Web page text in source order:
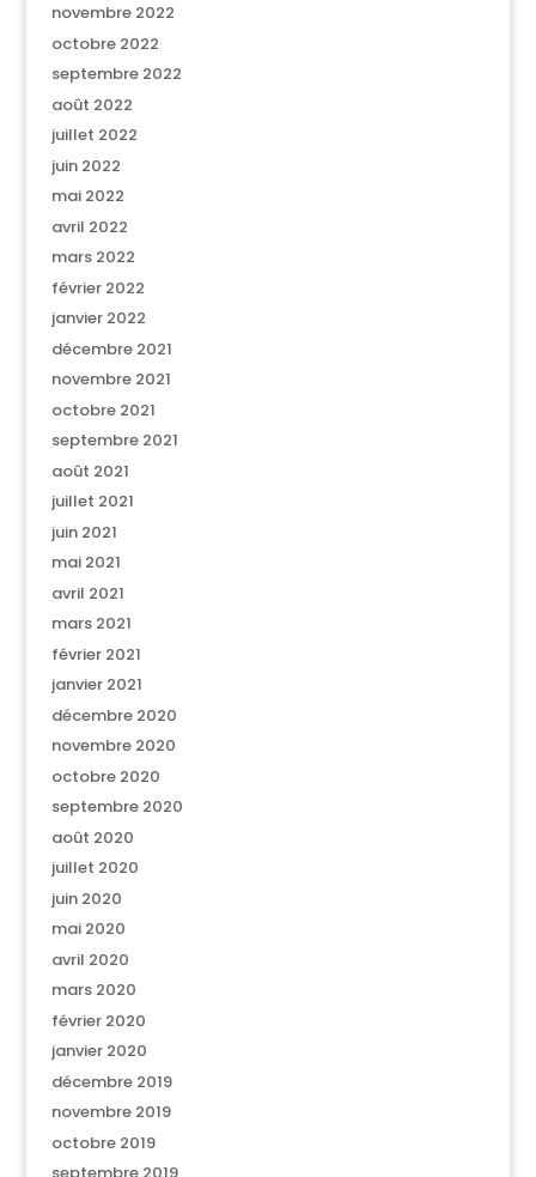
novembre 2022
octobre 2022
septembre 2022
août 2022
juillet 2022
juin 2022
mai 2022
avril 2022
mars 2022
février 2022
janvier 2022
décembre 2021
novembre 2021
octobre 2021
septembre 2021
août 2021
juillet 2021
juin 2021
mai 2021
avril 2021
mars 2021
février 2021
janvier 2021
décembre 2020
novembre 2020
octobre 2020
septembre 2020
août 2020
juillet 2020
juin 2020
mai 2020
avril 2020
mars 2020
février 2020
janvier 2020
décembre 2019
novembre 2019
octobre 2019